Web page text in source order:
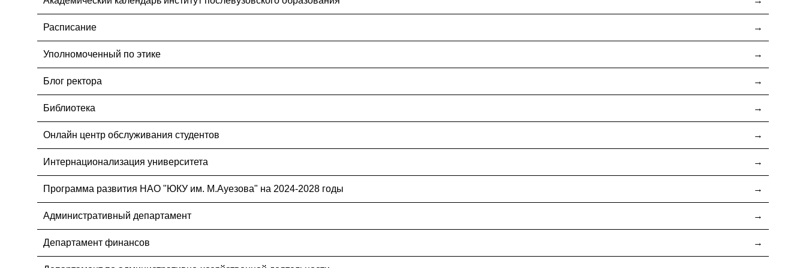
Расписание
Уполномоченный по этике
Блог ректора
Библиотека
Онлайн центр обслуживания студентов
Интернационализация университета
Программа развития НАО "ЮКУ им. М.Ауезова" на 2024-2028 годы
Административный департамент
Департамент финансов